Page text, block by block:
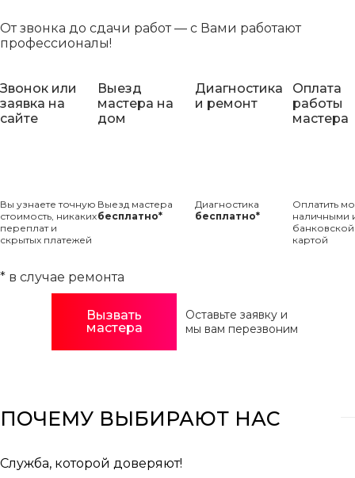
От звонка до сдачи работ — с Вами работают
профессионалы!
Звонок или
заявка на
сайте
Вы узнаете точную
стоимость, никаких
переплат и
скрытых платежей
Выезд
мастера на
дом
Выезд мастера
бесплатно*
Диагностика
и ремонт
Диагностика
бесплатно*
Оплата
работы
мастера
Оплатить
наличными
банковской
картой
* в случае ремонта
Вызвать
мастера
Оставьте заявку и
мы вам перезвоним
ПОЧЕМУ ВЫБИРАЮТ НАС
Служба, которой доверяют!